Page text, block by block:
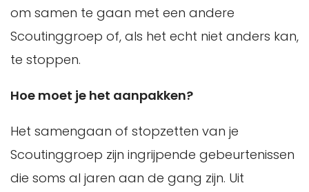
om samen te gaan met een andere
Scoutinggroep of, als het echt niet anders kan,
te stoppen.
Hoe moet je het aanpakken?
Het samengaan of stopzetten van je
Scoutinggroep zijn ingrijpende gebeurtenissen
die soms al jaren aan de gang zijn. Uit